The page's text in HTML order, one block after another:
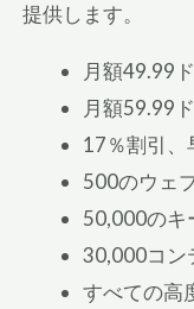
提供します。
月額49.99
月額59.99
17％割引、
500のウェ
50,000のキ
30,000コン
すべての高